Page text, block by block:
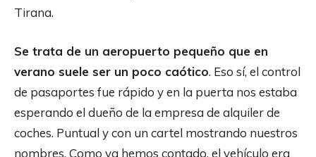
Tirana.
Se trata de un aeropuerto pequeño que en
verano suele ser un poco caótico. Eso sí, el control
de pasaportes fue rápido y en la puerta nos estaba
esperando el dueño de la empresa de alquiler de
coches. Puntual y con un cartel mostrando nuestros
nombres. Como ya hemos contado, el vehículo era